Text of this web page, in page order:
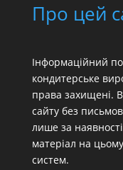
Про цей
Інформаційний
кондитерське
права захищені.
сайту без
лише за
матеріал на
систем.